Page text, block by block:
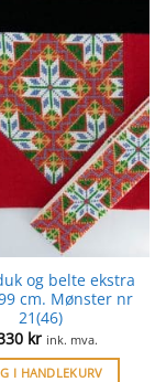
og belte ekstra
cm. Mønster nr
21(46)
kr ink. mva.
I HANDLEKURV